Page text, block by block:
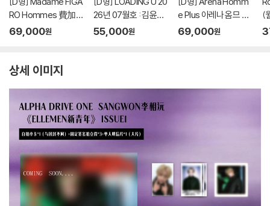
RO Hommes 費加
羅男士 마담 피가로 옴
박시우 커버 (A형 잡지
생 네컷 1장)
69,000원
26년 07월호 : 김윤식
&박시우 커버 (A형 잡
55,000원
e Plus 아레나 옴므 플
러스 중국 2026년 05
69,000원
(
상세 이미지